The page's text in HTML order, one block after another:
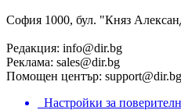
София 1000, бул. "Княз
Редакция: info@dir.bg
Реклама: sales@dir.bg
Помощен център: support@dir.bg
Настройки за